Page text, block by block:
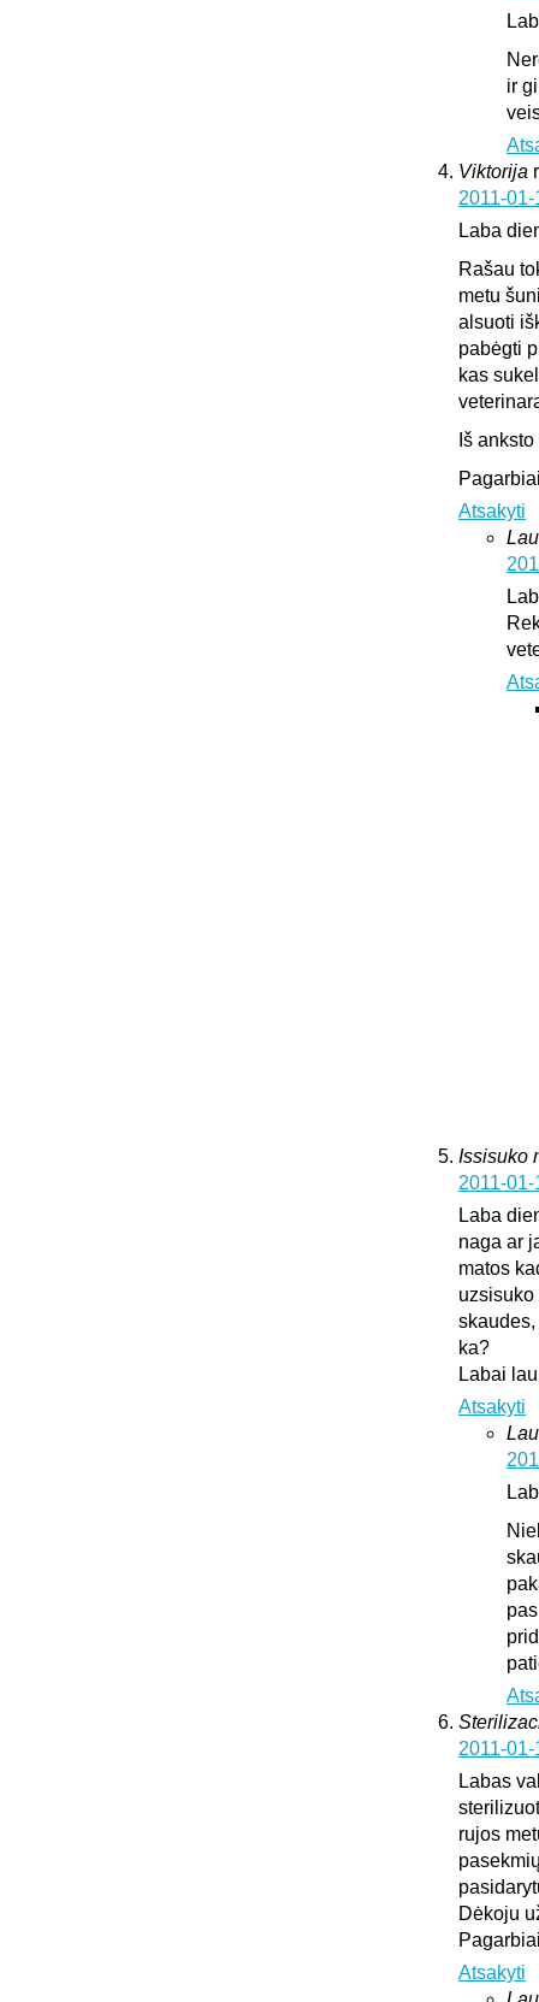
ir
Viktorija
2011-
Laba
Rašau
metu
alsuoti
pabėgti
kas
Iš
Atsakyti
Issisuko
2011-
Laba
naga ar
matos
uzsisuko
ka?
Labai
Atsakyti
2011-
Labas
rujos
Dėkoju
Atsakyti